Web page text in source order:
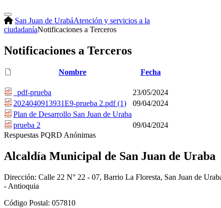
San Juan de UrabáAtención y servicios a la
ciudadaníaNotificaciones a Terceros
Notificaciones a Terceros
Nombre Fecha
_pdf-prueba
23/05/2024
2024040913931E9-prueba 2.pdf (1)
09/04/2024
Plan de Desarrollo San Juan de Uraba
prueba 2
09/04/2024
​Respu​estas PQRD Anónimas
Alcaldía Municipal de San Juan de Uraba
Dirección: Calle 22 N° 22 - 07, Barrio La Floresta, San Juan de
- Antioquia
Código Postal: 057810